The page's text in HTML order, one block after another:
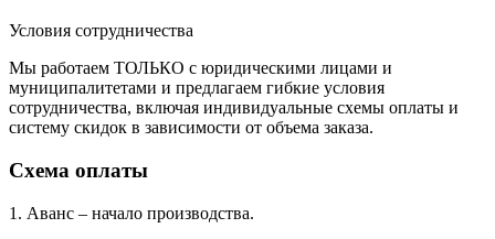
Условия сотрудничества
Мы работаем ТОЛЬКО с юридическими лицами и
муниципалитетами и предлагаем гибкие условия
сотрудничества, включая индивидуальные схемы оплаты и
систему скидок в зависимости от объема заказа.
Схема оплаты
1. Аванс – начало производства.